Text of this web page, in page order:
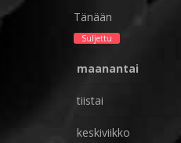
Tänään
Suljettu
maanantai
tiistai
keskiviikko